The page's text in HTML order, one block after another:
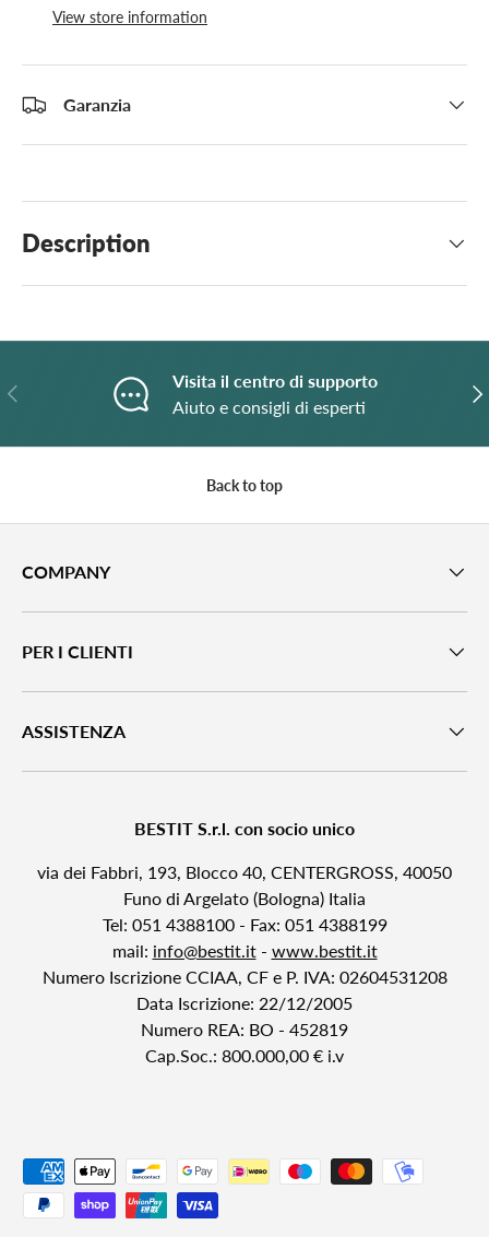
View store information
Garanzia
Description
Previous
Visita il centro di supporto
Aiuto e consigli di esperti
Back to top
COMPANY
PER I CLIENTI
ASSISTENZA
BESTIT S.r.l. con socio unico
via dei Fabbri, 193, Blocco 40, CENTERGROSS, 40050
Funo di Argelato (Bologna) Italia
Tel: 051 4388100 - Fax: 051 4388199
mail: info@bestit.it- www.bestit.it
Numero Iscrizione CCIAA, CF e P. IVA: 02604531208
Data Iscrizione: 22/12/2005
Numero REA: BO - 452819
Cap.Soc.: 800.000,00 € i.v
Payment methods accepted